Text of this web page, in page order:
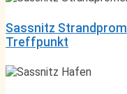
Sassnitz
Treffpunkt